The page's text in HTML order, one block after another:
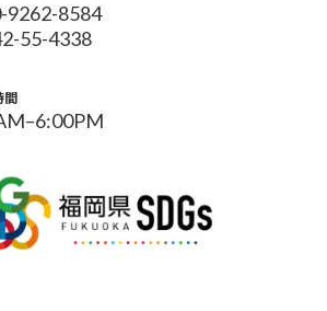
9262-8584
55-4338
間